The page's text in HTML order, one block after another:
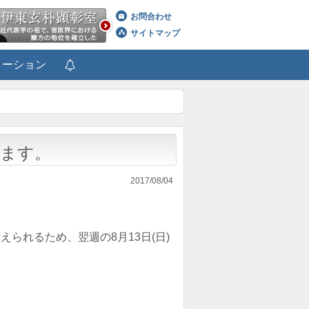
お問合わせ
サイトマップ
ション
す。
2017/08/04
られるため、翌週の8月13日(日)